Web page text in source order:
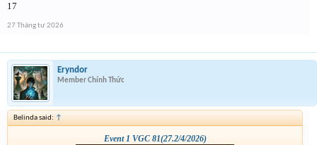
17
27 Tháng tư 2026
Eryndor
Member Chính Thức
Belinda said: ↑
Event 1 VGC 81(27.2/4/2026)